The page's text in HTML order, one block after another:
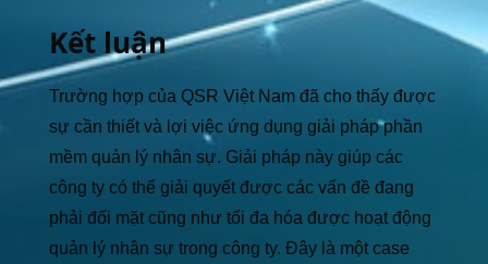
Kết luận
Trường hợp của QSR Việt Nam đã cho thấy được
sự cần thiết và lợi việc ứng dụng giải pháp phần
mềm quản lý nhân sự. Giải pháp này giúp các
công ty có thể giải quyết được các vấn đề đang
phải đối mặt cũng như tối đa hóa được hoạt động
quản lý nhân sự trong công ty. Đây là một case